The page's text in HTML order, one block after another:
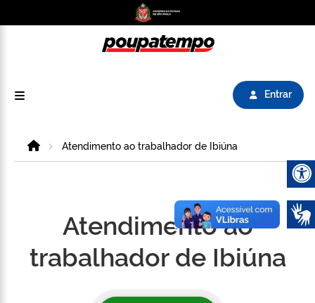
Entrar
HomeAtendimento ao trabalhador de Ibiúna
Atendimento ao
trabalhador de Ibiúna